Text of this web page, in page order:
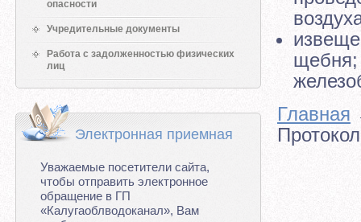
опасности
Учредительные документы
Работа с задолженностью физических
лиц
Электронная приемная
Уважаемые посетители сайта,
чтобы отправить электронное
обращение в ГП
«Калугаоблводоканал», Вам
щебня;
Главная